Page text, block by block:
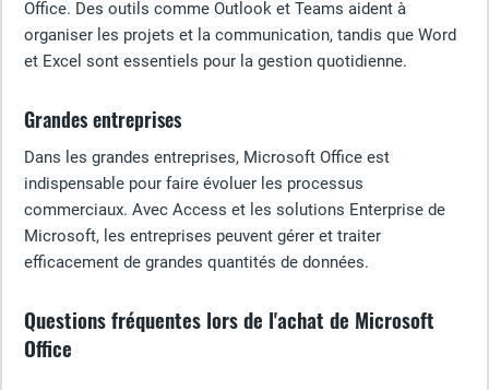
Office. Des outils comme Outlook et Teams aident à
organiser les projets et la communication, tandis que Word
et Excel sont essentiels pour la gestion quotidienne.
Grandes entreprises
Dans les grandes entreprises, Microsoft Office est
indispensable pour faire évoluer les processus
commerciaux. Avec Access et les solutions Enterprise de
Microsoft, les entreprises peuvent gérer et traiter
efficacement de grandes quantités de données.
Questions fréquentes lors de l'achat de Microsoft
Office